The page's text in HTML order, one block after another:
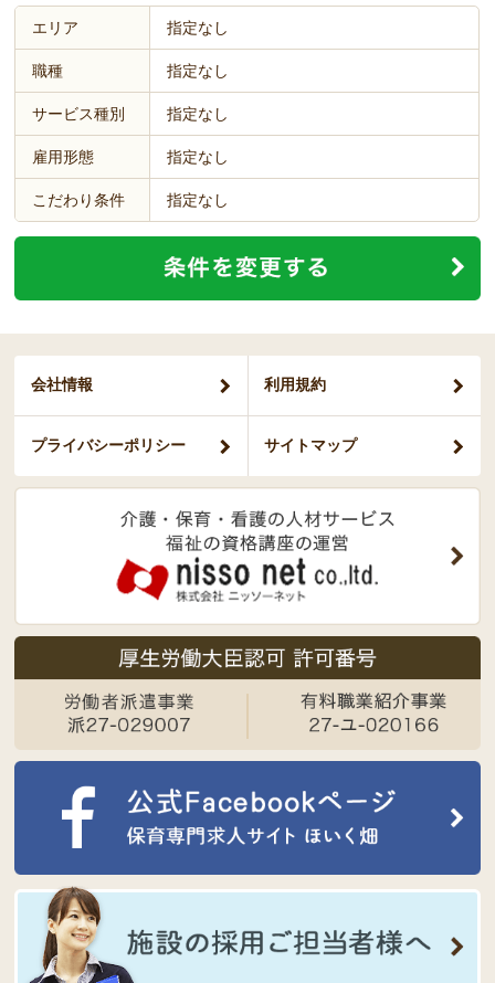
エリア 指定なし
職種 指定なし
サービス種別 指定なし
雇用形態 指定なし
こだわり条件 指定なし
会社情報 利用規約
プライバシーポリシー サイトマップ